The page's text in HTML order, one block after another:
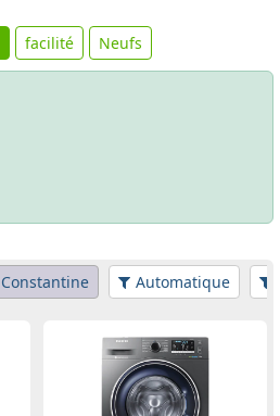
facilité Neufs
Constantine Automatique